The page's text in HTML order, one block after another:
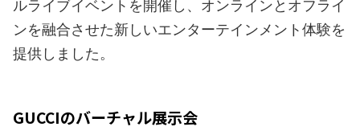
ルライブイベントを開催し、オンラインとオフライ
ンを融合させた新しいエンターテインメント体験を
提供しました。
GUCCIのバーチャル展示会